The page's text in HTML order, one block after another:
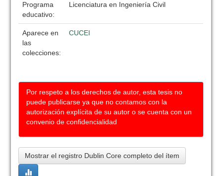
Programa
educativo:
Licenciatura en Ingeniería Civil
Aparece en
las
colecciones:
CUCEI
Por respeto a los derechos de autor, esta tesis no
puede publicarse ya que no contamos con la
autorización explícita de su autor o se cuenta con un
convenio de confidencialidad
Mostrar el registro Dublin Core completo del ítem